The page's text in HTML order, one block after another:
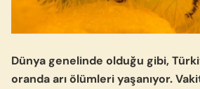
Dünya genelinde olduğu gibi,
oranda arı ölümleri yaşanıyor.